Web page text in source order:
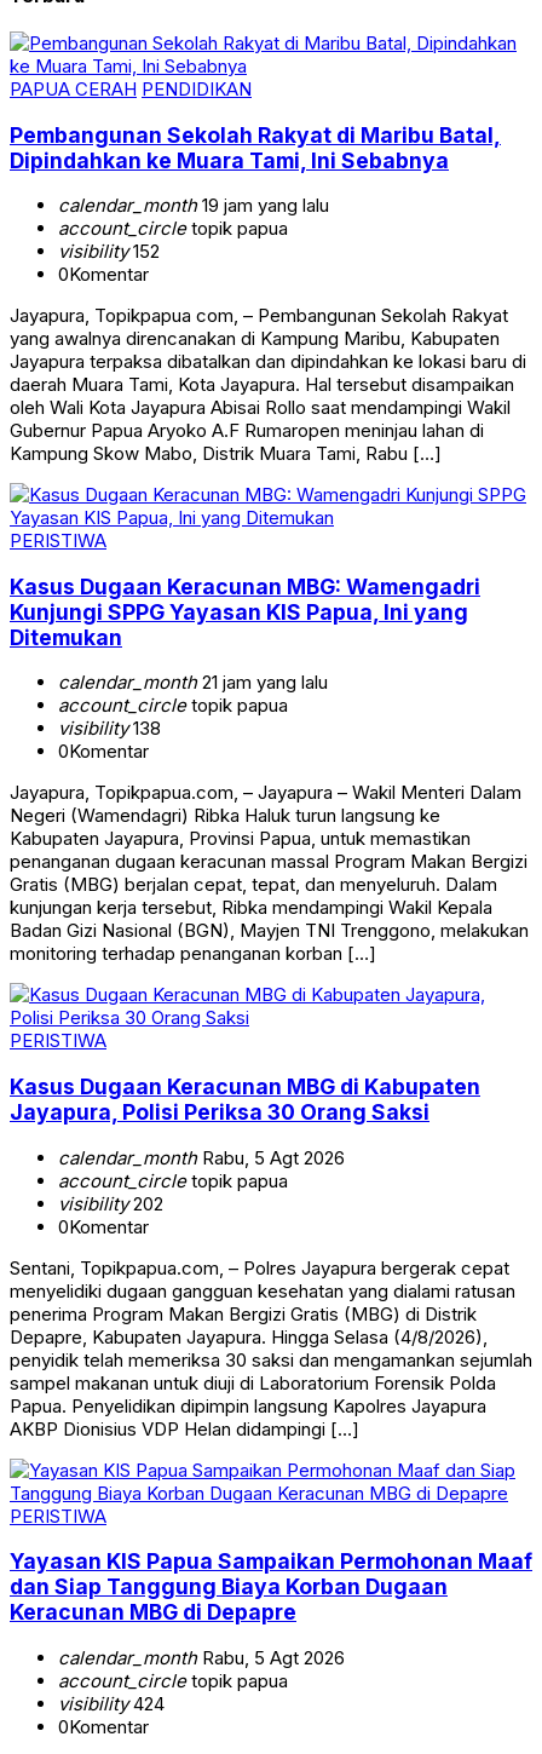
PAPUA CERAH PENDIDIKAN
Pembangunan Sekolah Rakyat di Maribu Batal,
Dipindahkan ke Muara Tami, Ini Sebabnya
calendar_month19 jam yang lalu
account_circletopik papua
visibility152
0Komentar
Jayapura, Topikpapua com, – Pembangunan Sekolah Rakyat
yang awalnya direncanakan di Kampung Maribu, Kabupaten
Jayapura terpaksa dibatalkan dan dipindahkan ke lokasi baru di
daerah Muara Tami, Kota Jayapura. Hal tersebut disampaikan
oleh Wali Kota Jayapura Abisai Rollo saat mendampingi Wakil
Gubernur Papua Aryoko A.F Rumaropen meninjau lahan di
Kampung Skow Mabo, Distrik Muara Tami, Rabu […]
PERISTIWA
Kasus Dugaan Keracunan MBG: Wamengadri
Kunjungi SPPG Yayasan KIS Papua, Ini yang
Ditemukan
calendar_month21 jam yang lalu
account_circletopik papua
visibility138
0Komentar
Jayapura, Topikpapua.com, – Jayapura – Wakil Menteri Dalam
Negeri (Wamendagri) Ribka Haluk turun langsung ke
Kabupaten Jayapura, Provinsi Papua, untuk memastikan
penanganan dugaan keracunan massal Program Makan Bergizi
Gratis (MBG) berjalan cepat, tepat, dan menyeluruh. Dalam
kunjungan kerja tersebut, Ribka mendampingi Wakil Kepala
Badan Gizi Nasional (BGN), Mayjen TNI Trenggono, melakukan
monitoring terhadap penanganan korban […]
PERISTIWA
Kasus Dugaan Keracunan MBG di Kabupaten
Jayapura, Polisi Periksa 30 Orang Saksi
calendar_monthRabu, 5 Agt 2026
account_circletopik papua
visibility202
0Komentar
Sentani, Topikpapua.com, – Polres Jayapura bergerak cepat
menyelidiki dugaan gangguan kesehatan yang dialami ratusan
penerima Program Makan Bergizi Gratis (MBG) di Distrik
Depapre, Kabupaten Jayapura. Hingga Selasa (4/8/2026),
penyidik telah memeriksa 30 saksi dan mengamankan sejumlah
sampel makanan untuk diuji di Laboratorium Forensik Polda
Papua. Penyelidikan dipimpin langsung Kapolres Jayapura
AKBP Dionisius VDP Helan didampingi […]
PERISTIWA
Yayasan KIS Papua Sampaikan Permohonan Maaf
dan Siap Tanggung Biaya Korban Dugaan
Keracunan MBG di Depapre
calendar_monthRabu, 5 Agt 2026
account_circletopik papua
visibility424
0Komentar